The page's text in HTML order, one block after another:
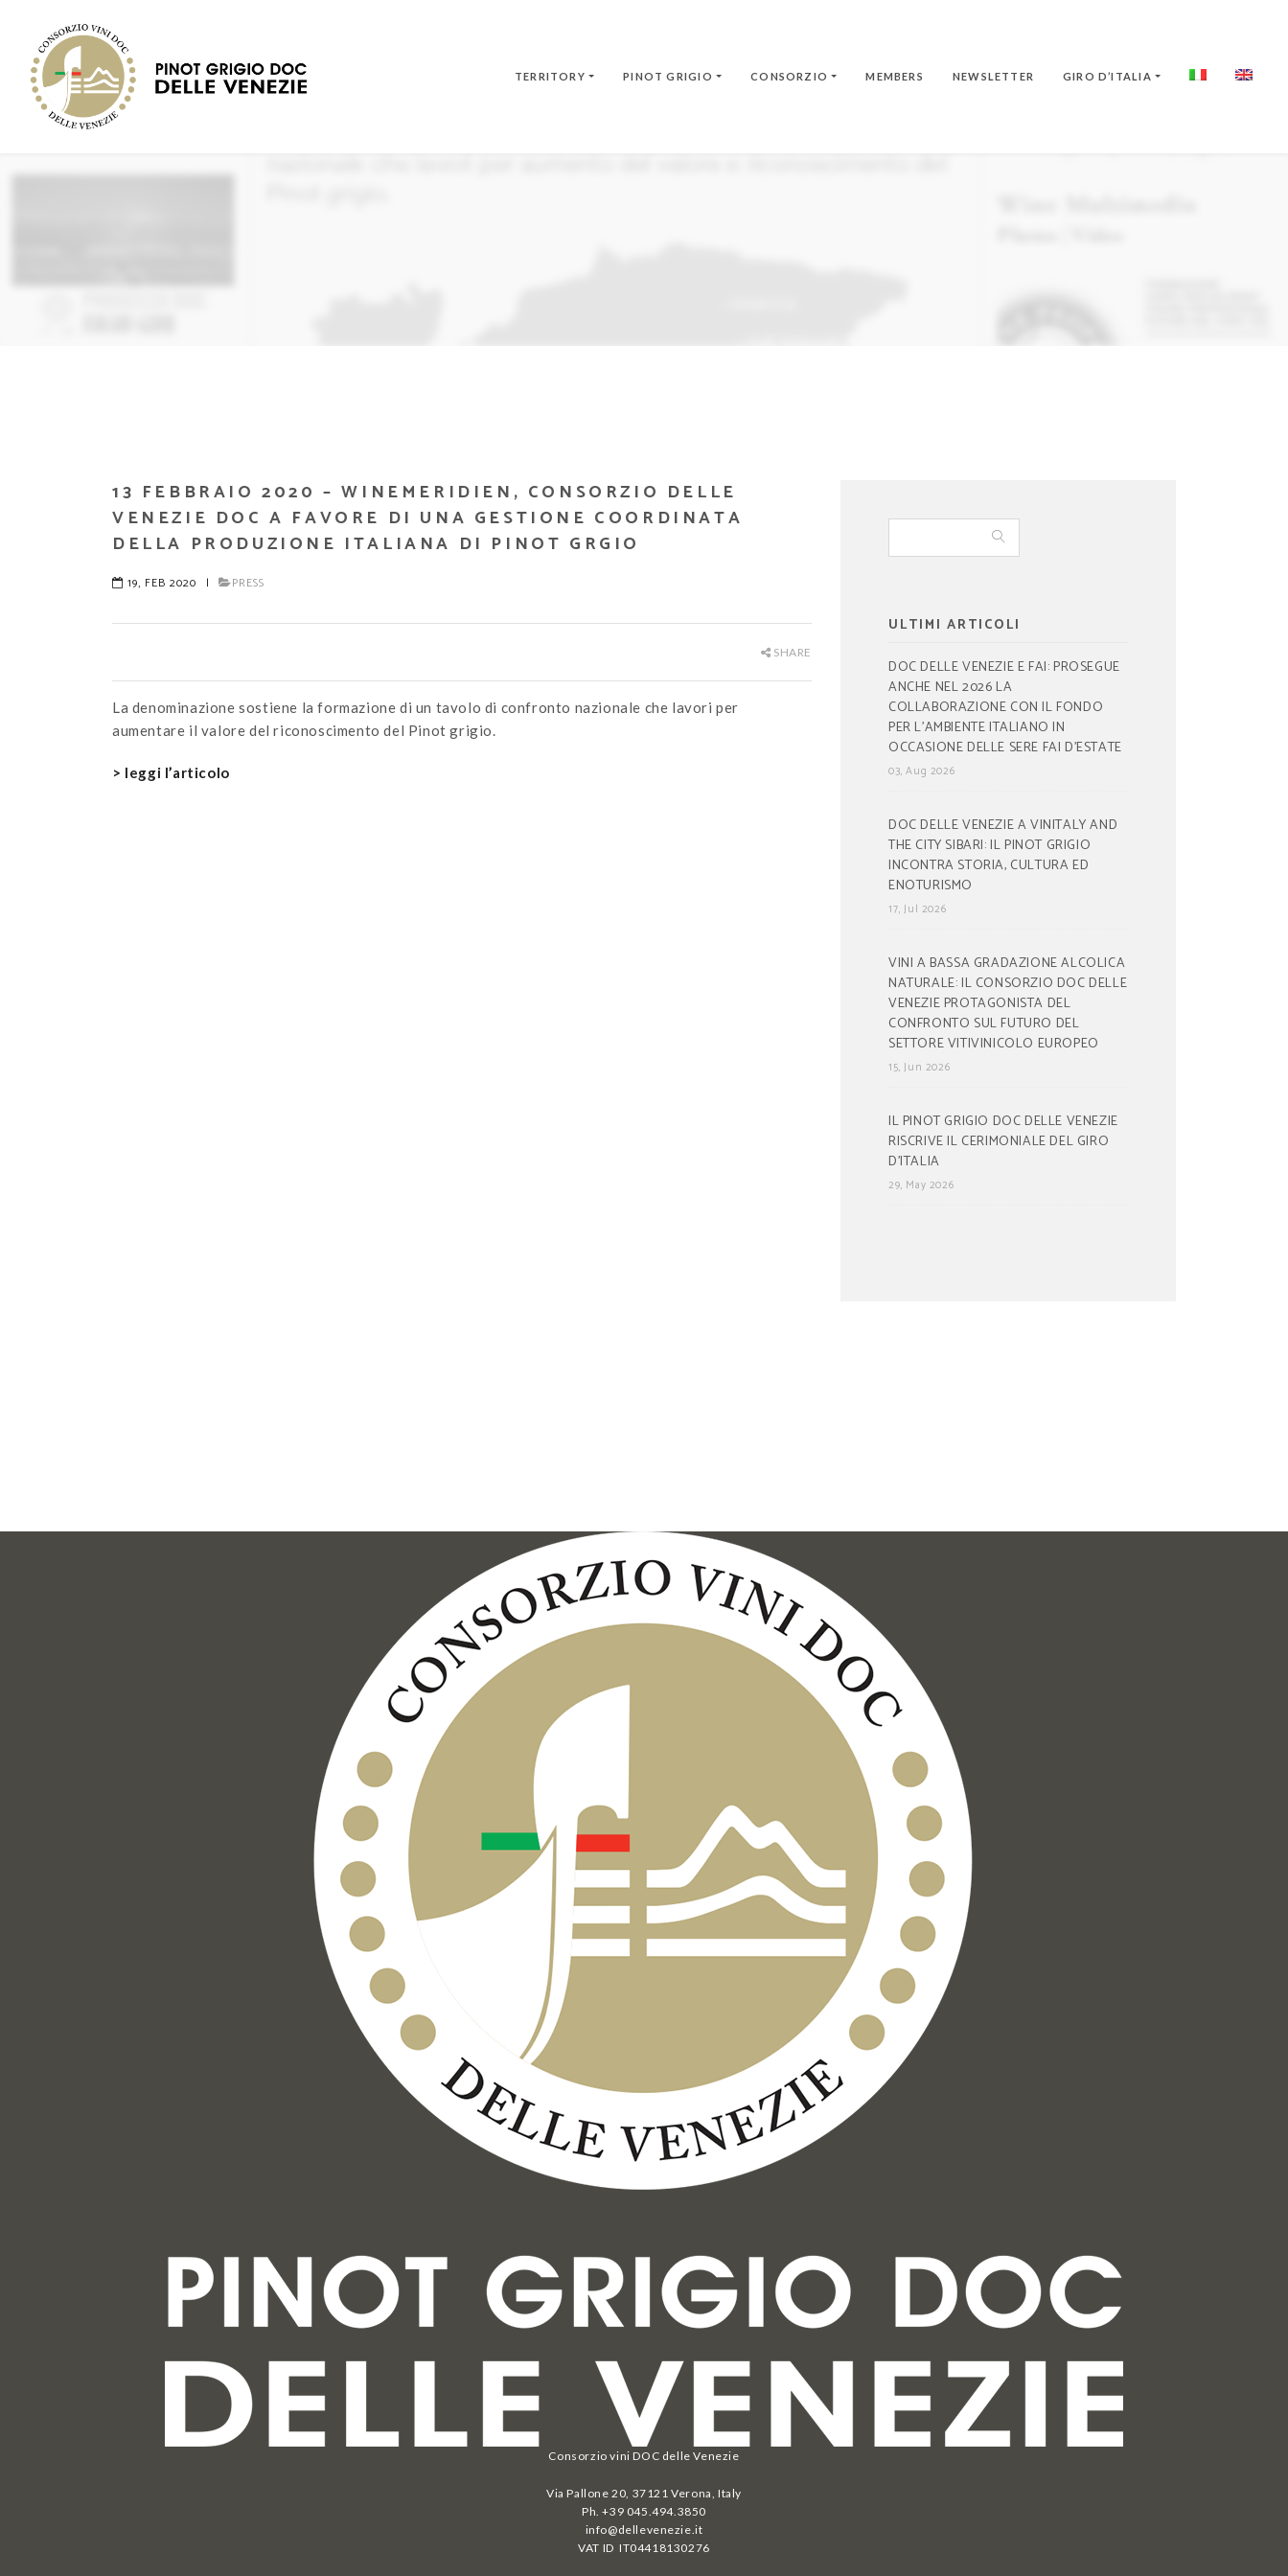
TERRITORY PINOT GRIGIO CONSORZIO MEMBERS NEWSLETTER GIRO D’ITALIA
13 FEBBRAIO 2020 – WINEMERIDIEN, CONSORZIO DELLE
VENEZIE DOC A FAVORE DI UNA GESTIONE COORDINATA
DELLA PRODUZIONE ITALIANA DI PINOT GRGIO
19, FEB 2020 | PRESS
SHARE
La denominazione sostiene la formazione di un tavolo di confronto nazionale che lavori per
aumentare il valore del riconoscimento del Pinot grigio.
> leggi l’articolo
ULTIMI ARTICOLI
DOC DELLE VENEZIE E FAI: PROSEGUE
ANCHE NEL 2026 LA
COLLABORAZIONE CON IL FONDO
PER L’AMBIENTE ITALIANO IN
OCCASIONE DELLE SERE FAI D’ESTATE
03, Aug 2026
DOC DELLE VENEZIE A VINITALY AND
THE CITY SIBARI: IL PINOT GRIGIO
INCONTRA STORIA, CULTURA ED
ENOTURISMO
17, Jul 2026
VINI A BASSA GRADAZIONE ALCOLICA
NATURALE: IL CONSORZIO DOC DELLE
VENEZIE PROTAGONISTA DEL
CONFRONTO SUL FUTURO DEL
SETTORE VITIVINICOLO EUROPEO
15, Jun 2026
IL PINOT GRIGIO DOC DELLE VENEZIE
RISCRIVE IL CERIMONIALE DEL GIRO
D’ITALIA
29, May 2026
Consorzio vini DOC delle Venezie
Via Pallone 20, 37121 Verona, Italy
Ph. +39 045.494.3850
info@dellevenezie.it
VAT ID IT04418130276